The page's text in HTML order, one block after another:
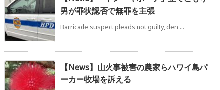
男が罪状認否で無罪を主張
Barricade suspect pleads not guilty, den ...
【News】山火事被害の農家らハワイ島パ
ーカー牧場を訴える